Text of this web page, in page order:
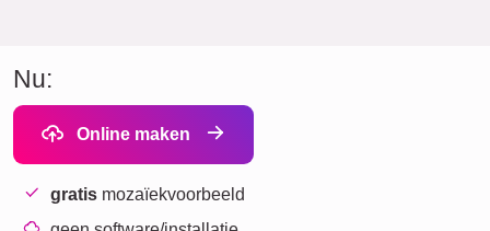
Nu:
Online maken
gratis mozaïekvoorbeeld